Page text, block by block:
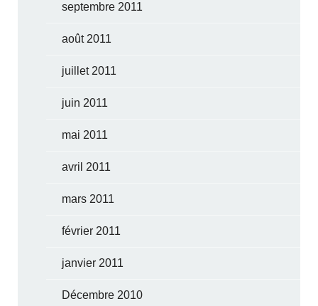
septembre 2011
août 2011
juillet 2011
juin 2011
mai 2011
avril 2011
mars 2011
février 2011
janvier 2011
Décembre 2010